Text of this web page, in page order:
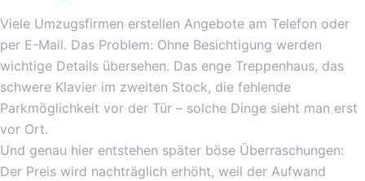
Viele Umzugsfirmen erstellen Angebote am Telefon oder
per E-Mail. Das Problem: Ohne Besichtigung werden
wichtige Details übersehen. Das enge Treppenhaus, das
schwere Klavier im zweiten Stock, die fehlende
Parkmöglichkeit vor der Tür – solche Dinge sieht man erst
vor Ort.
Und genau hier entstehen später böse Überraschungen:
Der Preis wird nachträglich erhöht, weil der Aufwand